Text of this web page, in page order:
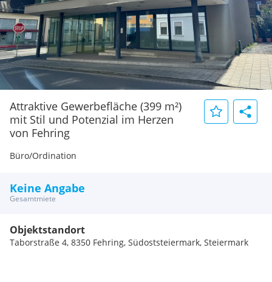
Attraktive Gewerbefläche (399 m²)
mit Stil und Potenzial im Herzen
von Fehring
Büro/Ordination
Keine Angabe
Gesamtmiete
Objektstandort
Taborstraße 4, 8350 Fehring, Südoststeiermark, Steiermark